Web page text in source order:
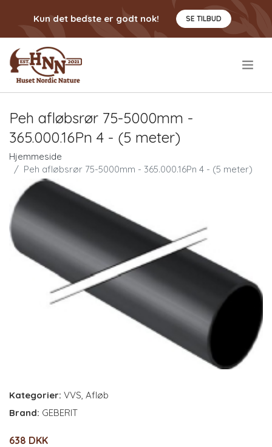
Kun det bedste er godt nok! SE TILBUD
Peh afløbsrør 75-5000mm -
365.000.16Pn 4 - (5 meter)
Hjemmeside
Peh afløbsrør 75-5000mm - 365.000.16Pn 4 - (5 meter)
Kategorier: VVS Afløb
Brand: GEBERIT
638 DKK